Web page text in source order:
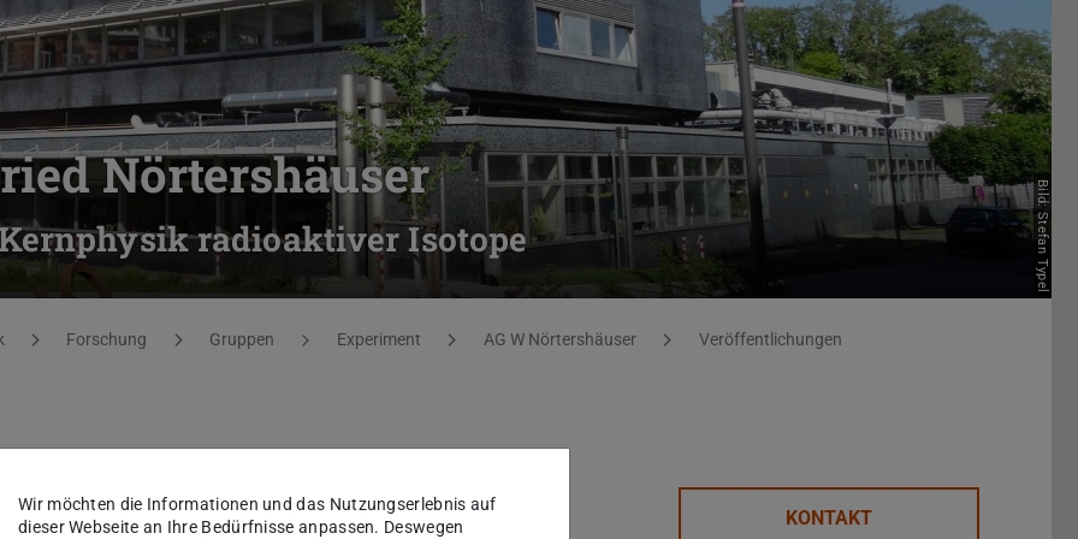
Nörtershäuser
radioaktiver Isotope Bild: Stefan Typel
Forschung Gruppen Experiment AG W Nörtershäuser
Veröffentlichungen
the N=Z=28 Shell
KONTAKT
Wir möchten die Informationen und das Nutzungserlebnis auf
dieser Webseite an Ihre Bedürfnisse anpassen. Deswegen